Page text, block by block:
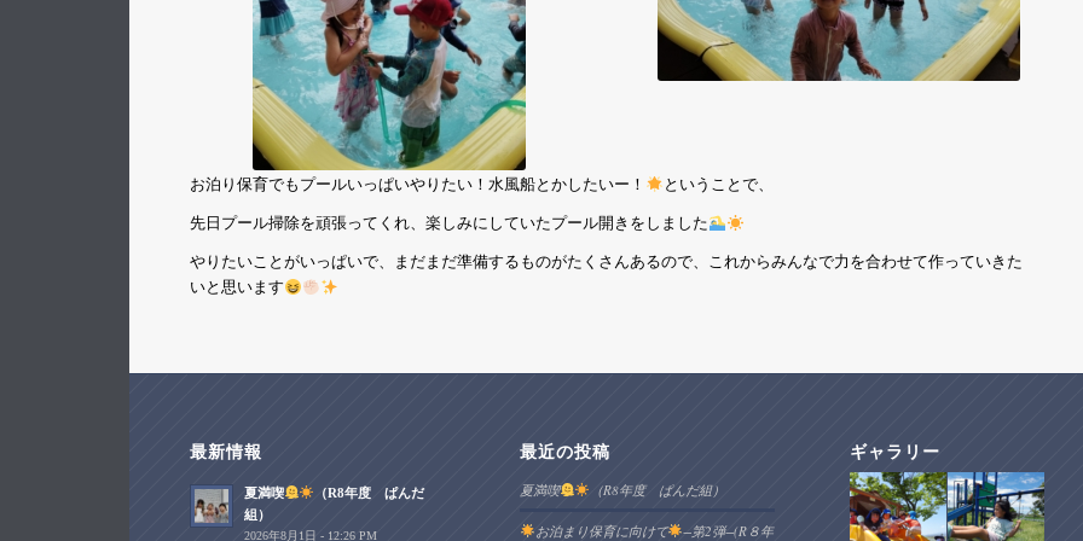
お泊り保育でもプールいっぱいやりたい！水風船とかしたいー！
ということで、
先日プール掃除を頑張ってくれ、楽しみにしていたプール開きをしました
やりたいことがいっぱいで、まだまだ準備するものがたくさんあるので、これからみんなで力を合わせて作っていきた
いと思います
最新情報
夏満喫
（R8年度 ぱんだ
組）
2026年8月1日 - 12:26 PM
最近の投稿
夏満喫 （R8年度 ぱんだ組）
お泊まり保育に向けて −第2弾−(R８年
ギャラリー